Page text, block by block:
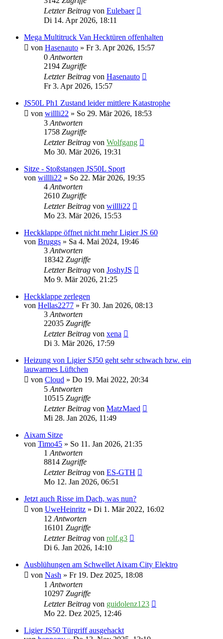
Letzter Beitrag von Eulebaer
Di 14. Apr 2026, 18:11
Mega Multitruck Van Hecktüren offenhalten
von Hasenauto » Fr 3. Apr 2026, 15:57
0Antworten
2194 Zugriffe
Letzter Beitrag von Hasenauto
Fr 3. Apr 2026, 15:57
JS50L Ph1 Zustand leider mittlere Katastrophe
von willli22 » So 29. Mär 2026, 18:53
3Antworten
1758 Zugriffe
Letzter Beitrag von Wolfgang
Mo 30. Mär 2026, 19:31
Sitze - Stoßstangen JS50L Sport
von willli22 » So 22. Mär 2026, 19:35
4Antworten
2610 Zugriffe
Letzter Beitrag von willli22
Mo 23. Mär 2026, 15:53
Heckklappe öffnet nicht mehr Ligier JS 60
von Bruggs » Sa 4. Mai 2024, 19:46
3Antworten
18342 Zugriffe
Letzter Beitrag von JoshyJS
Mo 9. Mär 2026, 21:25
Heckklappe zerlegen
von Hellas2277 » Fr 30. Jan 2026, 08:13
3Antworten
22035 Zugriffe
Letzter Beitrag von xena
Di 3. Mär 2026, 17:59
Heizung von Ligier SJ50 geht sehr schwach bzw. ein
lauwarmes Lüftchen
von Cloud » Do 19. Mai 2022, 20:34
5Antworten
10515 Zugriffe
Letzter Beitrag von MatzMaed
Mi 28. Jan 2026, 11:49
Aixam Sitze
von Timo45 » So 11. Jan 2026, 21:35
1Antworten
8814 Zugriffe
Letzter Beitrag von ES-GTH
Mo 12. Jan 2026, 06:51
Jetzt auch Risse im Dach, was nun?
von UweHeinritz » Di 1. Mär 2022, 16:02
12Antworten
16101 Zugriffe
Letzter Beitrag von rolf.g3
Di 6. Jan 2026, 14:10
Ausblühungen am Schwellet Aixam City Elektro
von Nash » Fr 19. Dez 2025, 18:08
1Antworten
10297 Zugriffe
Letzter Beitrag von guidolenz123
Mo 22. Dez 2025, 12:46
Ligier JS50 Türgriff ausgehackt